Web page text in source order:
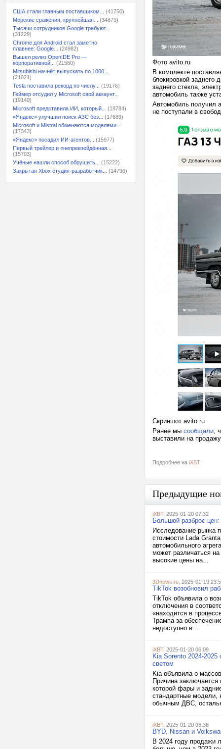
США стали главным поставщиком...
(41750)
Морские сражения, крупнейшая...
(34879)
Тысячи сотрудников Google требуют...
(31229)
Chrome для Android стал заметно
плавнее: Google...
(24982)
Вышел релиз OpenIDE Pro —
корпоративной...
(21560)
Mitsubishi начнёт выпускать по 1000...
(21021)
Tesla поставила рекорд по числу...
(19176)
Геймер отсудил у Microsoft свой аккаунт...
(19140)
Microsoft представила ИИ, который...
(18784)
«Яндекс» улучшил поиск АЗС без...
(17689)
Microsoft и Mistral обменяются моделями...
(17343)
«Яндекс» посадил ИИ-агентов...
(15977)
Первый трейлер и «непревзойдённая...
(15703)
Учёные нашли способ обрушить...
(15222)
Закрытая Xbox студия-разработчик...
(14790)
Фото avito.ru
В комплекте
блокировкой заднего
заднего стекла,
автомобиль также
Автомобиль получил
не поступали в
Скриншот avito.ru
Ранее мы сообщали,
выставили на
Подробнее на iXBT
Предыдущие
iXBT, 2025-01-20 07:32
Большой разброс
Исследование рынка
стоимости Lada
автомобильного
может различаться
высокие цены на...
3Dnews.ru , 2025-01-19
TikTok возобновил
TikTok объявила о
отключения в
«находится в
Трампа за
недоступно в...
iXBT, 2025-01-20 06:09
Kia Sorento 2024-
светом
Kia объявила о
Причина заключается
которой фары и
стандартные модели,
обычным ДВС,
iXBT, 2025-01-20 06:38
BYD, Nissan и
В 2024 году продажи